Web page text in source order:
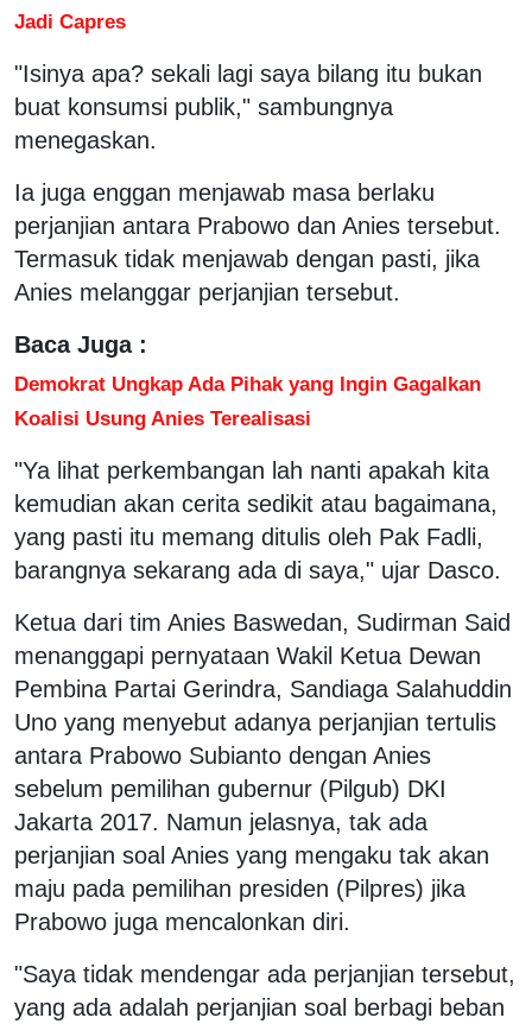
Jadi Capres
"Isinya apa? sekali lagi saya bilang itu bukan
buat konsumsi publik," sambungnya
menegaskan.
Ia juga enggan menjawab masa berlaku
perjanjian antara Prabowo dan Anies tersebut.
Termasuk tidak menjawab dengan pasti, jika
Anies melanggar perjanjian tersebut.
Baca Juga :
Demokrat Ungkap Ada Pihak yang Ingin Gagalkan
Koalisi Usung Anies Terealisasi
"Ya lihat perkembangan lah nanti apakah kita
kemudian akan cerita sedikit atau bagaimana,
yang pasti itu memang ditulis oleh Pak Fadli,
barangnya sekarang ada di saya," ujar Dasco.
Ketua dari tim Anies Baswedan, Sudirman Said
menanggapi pernyataan Wakil Ketua Dewan
Pembina Partai Gerindra, Sandiaga Salahuddin
Uno yang menyebut adanya perjanjian tertulis
antara Prabowo Subianto dengan Anies
sebelum pemilihan gubernur (Pilgub) DKI
Jakarta 2017. Namun jelasnya, tak ada
perjanjian soal Anies yang mengaku tak akan
maju pada pemilihan presiden (Pilpres) jika
Prabowo juga mencalonkan diri.
"Saya tidak mendengar ada perjanjian tersebut,
yang ada adalah perjanjian soal berbagi beban